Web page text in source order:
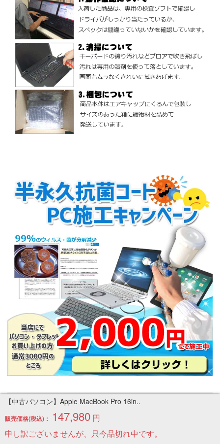
申し訳ございませんが、只今品切れ中です。
【中古パソコン】Apple MacBook Pro 16in..
販売価格(税込)： 147,980 円
申し訳ございませんが、只今品切れ中です。
商品レビュー